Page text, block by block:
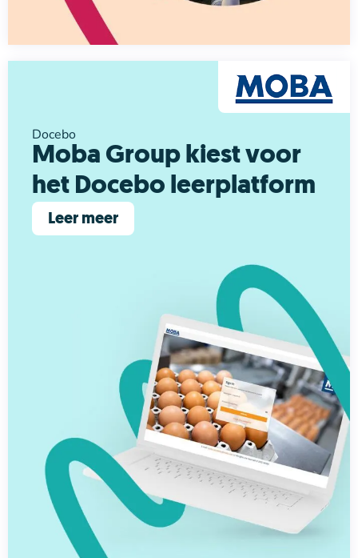
Docebo
Moba Group kiest voor
het Docebo leerplatform
Leer meer